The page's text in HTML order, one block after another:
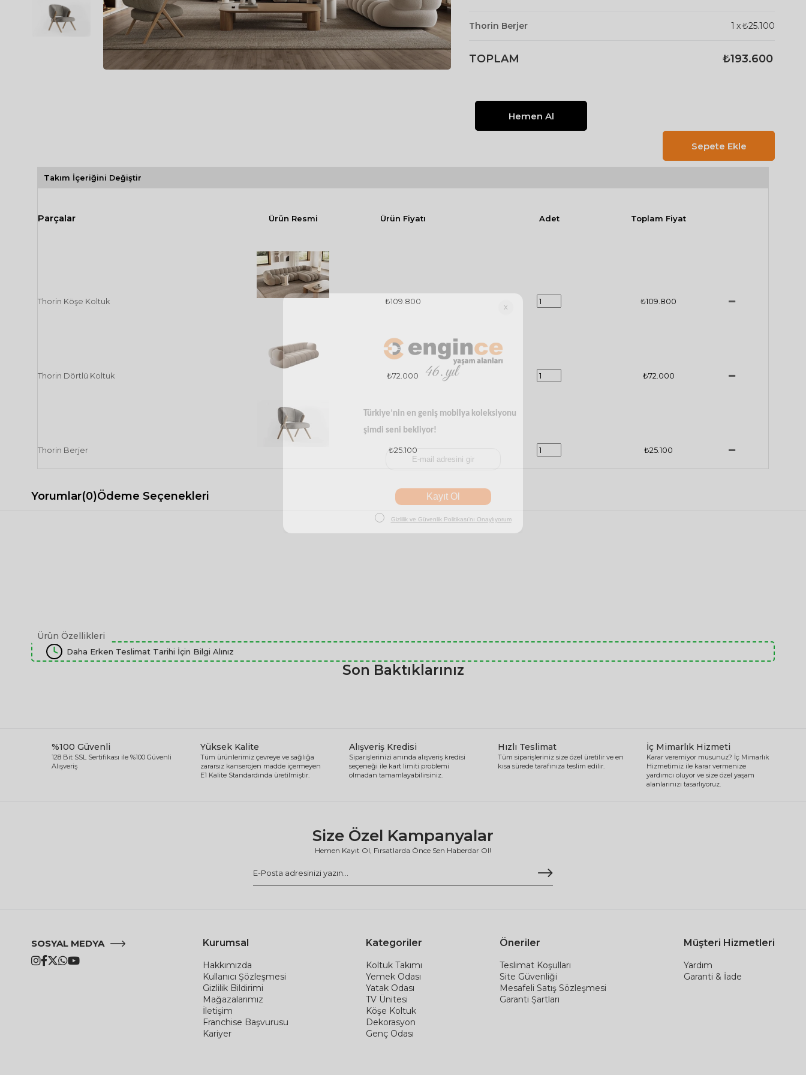
Spor Koltuk Takımı
Krem Koltuk Takımı
Gri Koltuk Takımı
Gri TV Ünitesi
Beyaz TV Ünitesi
Siyah TV Ünitesi
Şömineli TV Ünitesi
Yataklı Koltuk
Köşe Koltuk
Modern Köşe Koltuk
Ekonomik Köşe Koltuk
Thorin Berjer 1 x₺25.100
TOPLAM ₺193.600
Takım İçeriğini Değiştir
Ürün Resmi Ürün Fiyatı Adet Toplam Fiyat
Thorin Köşe Koltuk ₺109.800 ₺109.800
Thorin Dörtlü Koltuk ₺72.000 ₺72.000
Thorin Berjer ₺25.100 ₺25.100
Yorumlar(0)Ödeme Seçenekleri
Ürün Özellikleri
Daha Erken Teslimat Tarihi İçin Bilgi Alınız
Son Baktıklarınız
%100 Güvenli
128 Bit SSL Sertifikası ile %100 Güvenli
Alışveriş
Yüksek Kalite
Tüm ürünlerimiz çevreye ve sağlığa
zararsız kanserojen madde içermeyen
E1 Kalite Standardında üretilmiştir.
Alışveriş Kredisi
Siparişlerinizi anında alışveriş kredisi
seçeneği ile kart limiti problemi
olmadan tamamlayabilirsiniz.
Hızlı Teslimat
Tüm siparişleriniz size özel üretilir ve en
kısa sürede tarafınıza teslim edilir.
İç Mimarlık Hizmeti
Karar veremiyor musunuz? İç Mimarlık
Hizmetimiz ile karar vermenize
yardımcı oluyor ve size özel yaşam
alanlarınızı tasarlıyoruz.
Size Özel Kampanyalar
Hemen Kayıt Ol, Fırsatlarda Önce Sen Haberdar Ol!
SOSYAL MEDYA Kurumsal
Hakkımızda
Kullanıcı Şözleşmesi
Gizlilik Bildirimi
Mağazalarımız
İletişim
Franchise Başvurusu
Kariyer
Kategoriler
Koltuk Takımı
Yemek Odası
Yatak Odası
TV Ünitesi
Köşe Koltuk
Dekorasyon
Genç Odası
Öneriler
Teslimat Koşulları
Site Güvenliği
Mesafeli Satış Sözleşmesi
Garanti Şartları
Müşteri Hizmetleri
Yardım
Garanti & İade